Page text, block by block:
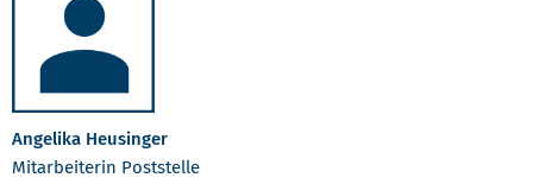
Angelika Heusinger
Mitarbeiterin Poststelle